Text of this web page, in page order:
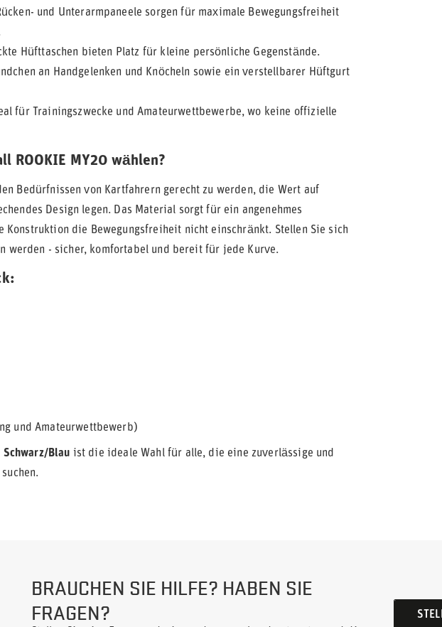
und Unterarmpaneele sorgen für maximale Bewegungsfreiheit
Hüfttaschen bieten Platz für kleine persönliche Gegenstände.
an Handgelenken und Knöcheln sowie ein verstellbarer Hüftgurt
für Trainingszwecke und Amateurwettbewerbe, wo keine offizielle
ROOKIE MY20 wählen?
Bedürfnissen von Kartfahrern gerecht zu werden, die Wert auf
Design legen. Das Material sorgt für ein angenehmes
Konstruktion die Bewegungsfreiheit nicht einschränkt. Stellen Sie sich
werden - sicher, komfortabel und bereit für jede Kurve.
und Amateurwettbewerb)
Schwarz/Blau ist die ideale Wahl für alle, die eine zuverlässige und
BRAUCHEN SIE HILFE? HABEN SIE
FRAGEN?